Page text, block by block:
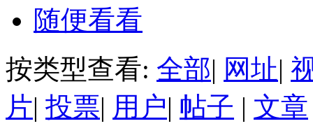
随便看看
按类型查看: 全部| 网址|
片| 投票| 用户| 帖子 | 文章